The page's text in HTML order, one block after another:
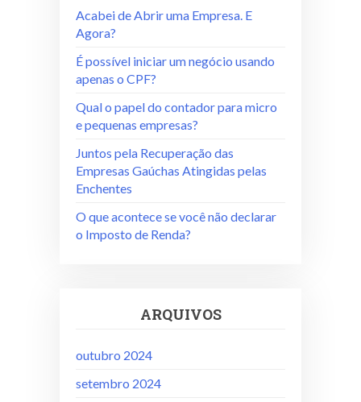
Acabei de Abrir uma Empresa. E
Agora?
É possível iniciar um negócio usando
apenas o CPF?
Qual o papel do contador para micro
e pequenas empresas?
Juntos pela Recuperação das
Empresas Gaúchas Atingidas pelas
Enchentes
O que acontece se você não declarar
o Imposto de Renda?
ARQUIVOS
outubro 2024
setembro 2024